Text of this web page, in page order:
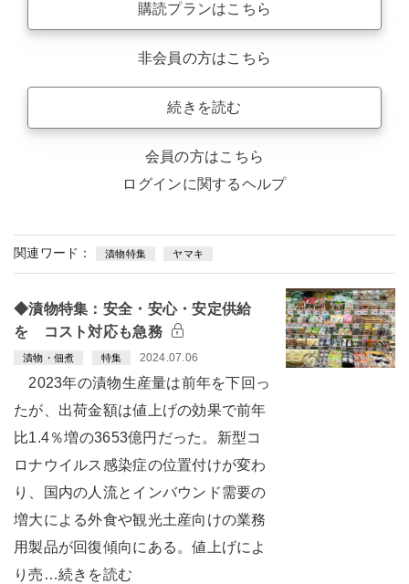
購読プランはこちら
非会員の方はこちら
続きを読む
会員の方はこちら
ログインに関するヘルプ
関連ワード： 漬物特集 ヤマキ
◆漬物特集：安全・安心・安定供給
を コスト対応も急務
漬物・佃煮 特集 2024.07.06
2023年の漬物生産量は前年を下回っ
たが、出荷金額は値上げの効果で前年
比1.4％増の3653億円だった。新型コ
ロナウイルス感染症の位置付けが変わ
り、国内の人流とインバウンド需要の
増大による外食や観光土産向けの業務
用製品が回復傾向にある。値上げによ
り売…続きを読む